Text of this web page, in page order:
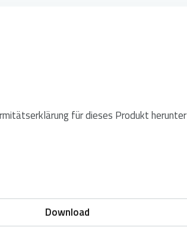
für dieses Produkt herunter
Download